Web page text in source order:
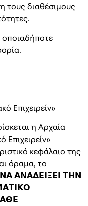
τους διαθέσιμους
οποιαδήποτε
Επιχειρείν»
η Αρχαία
Επιχειρείν»
κεφάλαιο της
όραμα, το
𝝢𝝖 𝝖𝝢𝝖𝝙𝝚𝝞𝝣𝝚𝝞 𝝩𝝜𝝢